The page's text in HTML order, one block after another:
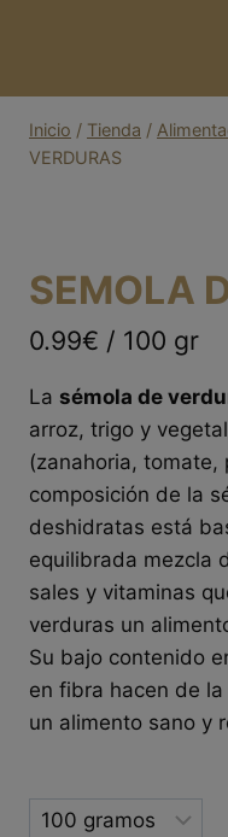
Inicio / Tienda /
VERDURAS
SEMOLA
0.99€ / 100 gr
La sémola de
arroz, trigo y
(zanahoria, tomate,
composición de la
deshidratas está
equilibrada mezcla
sales y vitaminas
verduras un
Su bajo contenido
en fibra hacen de
un alimento sano y
Selected